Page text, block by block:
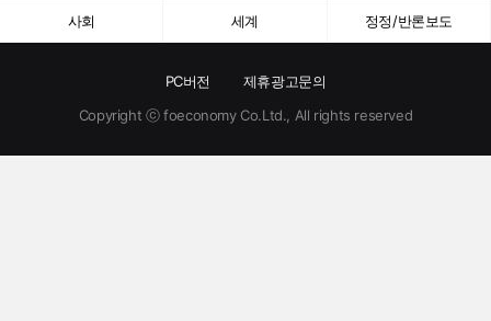
사회 세계 정정/반론보도
PC버전
제휴광고문의
Copyright ⓒ foeconomy Co.Ltd., All rights reserved